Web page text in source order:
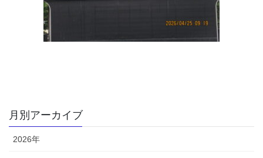
月別アーカイブ
2026年